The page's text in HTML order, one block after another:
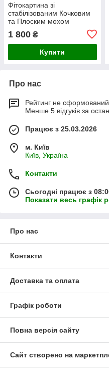
Фітокартина зі
стабілізованим Кочковим
та Плоским мохом
1 800 ₴
Купити
Про нас
Рейтинг не сформований
Менше 5 відгуків за
Працює з 25.03.2026
м. Київ
Київ, Україна
Контакти
Сьогодні працює з
Показати весь графік
Про нас
Контакти
Доставка та оплата
Графік роботи
Повна версія сайту
Сайт створено на